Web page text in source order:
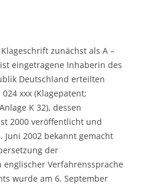
zunächst als A –
eingetragene Inhaberin des
Deutschland erteilten
xxx (Klagepatent;
K 32), dessen
2000 veröffentlicht und
Juni 2002 bekannt gemacht
der
englischer Verfahrenssprache
wurde am 6. September